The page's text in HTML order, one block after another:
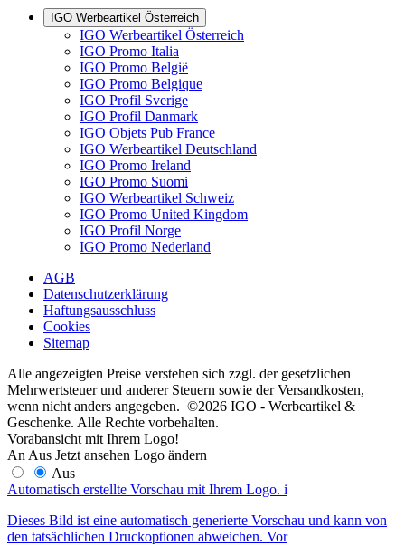
IGO Werbeartikel Österreich
IGO Werbeartikel Österreich
IGO Promo Italia
IGO Promo België
IGO Promo Belgique
IGO Profil Sverige
IGO Profil Danmark
IGO Objets Pub France
IGO Werbeartikel Deutschland
IGO Promo Ireland
IGO Promo Suomi
IGO Werbeartikel Schweiz
IGO Promo United Kingdom
IGO Profil Norge
IGO Promo Nederland
AGB
Datenschutzerklärung
Haftungsausschluss
Cookies
Sitemap
Alle angezeigten Preise verstehen sich zzgl. der gesetzlichen
Mehrwertsteuer und anderer Steuern sowie der Versandkosten,
wenn nicht anders angegeben. ©2026 IGO - Werbeartikel &
Geschenke. Alle Rechte vorbehalten.
Vorabansicht mit Ihrem Logo!
An Aus Jetzt ansehen Logo ändern
Aus
Automatisch erstellte Vorschau mit Ihrem Logo. i
Dieses Bild ist eine automatisch generierte Vorschau und kann von
den tatsächlichen Druckoptionen abweichen. Vor